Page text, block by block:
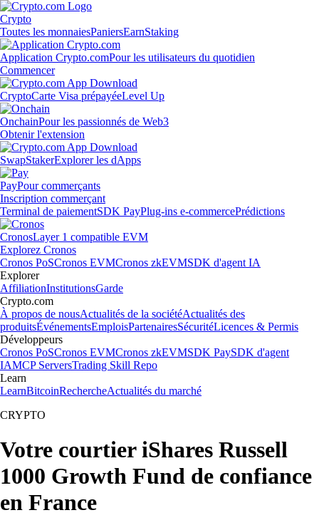
Crypto
Toutes les monnaiesPaniersEarnStaking
Application Crypto.comPour les utilisateurs du quotidien
Commencer
CryptoCarte Visa prépayéeLevel Up
OnchainPour les passionnés de Web3
Obtenir l'extension
SwapStakerExplorer les dApps
PayPour commerçants
Inscription commerçant
Terminal de paiementSDK PayPlug-ins e-commercePrédictions
CronosLayer 1 compatible EVM
Explorez Cronos
Cronos PoSCronos EVMCronos zkEVMSDK d'agent IA
Explorer
AffiliationInstitutionsGarde
Crypto.com
À propos de nousActualités de la sociétéActualités des
produitsÉvénementsEmploisPartenairesSécuritéLicences & Permis
Développeurs
Cronos PoSCronos EVMCronos zkEVMSDK PaySDK d'agent
IAMCP ServersTrading Skill Repo
Learn
LearnBitcoinRechercheActualités du marché
CRYPTO
Votre courtier iShares Russell
1000 Growth Fund de confiance
en France